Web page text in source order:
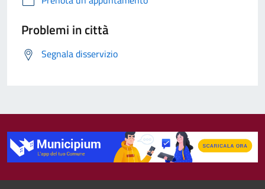
Problemi in città
Segnala disservizio